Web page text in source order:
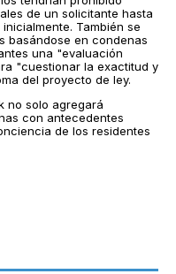
de un solicitante hasta
También se
basándose en condenas
una "evaluación
"cuestionar la exactitud y
del proyecto de ley.
no solo agregará
con antecedentes
de los residentes